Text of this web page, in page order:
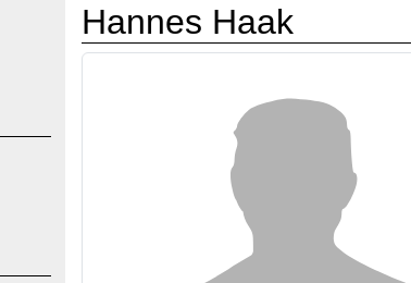
Hannes Haak